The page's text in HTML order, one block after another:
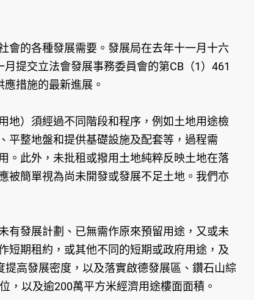
會的各種發展需要。發展局在去年十一月十六
提交立法會發展事務委員會的第CB（1）461
措施的最新進展。
地）須經過不同階段和程序，例如土地用途檢
平整地盤和提供基礎設施及配套等，過程需
。此外，未批租或撥用土地純粹反映土地在落
被簡單視為尚未開發或發展不足土地。我們亦
有發展計劃、已無需作原來預留用途，又或未
短期租約，或其他不同的短期或政府用途，及
高發展密度，以及落實啟德發展區、鑽石山綜
，以及逾200萬平方米經濟用途樓面面積。